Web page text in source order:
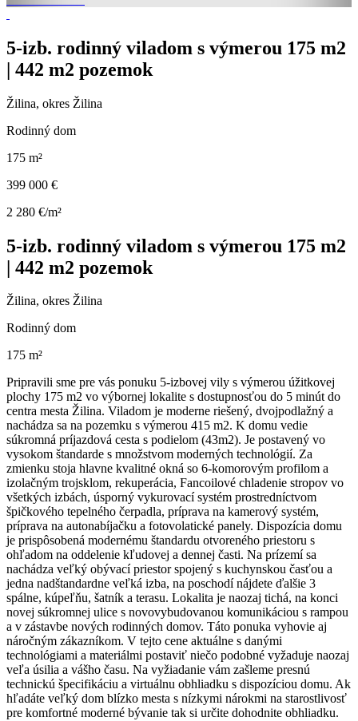
5-izb. rodinný viladom s výmerou 175 m2
| 442 m2 pozemok
Žilina, okres Žilina
Rodinný dom
175 m²
399 000 €
2 280 €/m²
5-izb. rodinný viladom s výmerou 175 m2
| 442 m2 pozemok
Žilina, okres Žilina
Rodinný dom
175 m²
Pripravili sme pre vás ponuku 5-izbovej vily s výmerou úžitkovej
plochy 175 m2 vo výbornej lokalite s dostupnosťou do 5 minút do
centra mesta Žilina. Viladom je moderne riešený, dvojpodlažný a
nachádza sa na pozemku s výmerou 415 m2. K domu vedie
súkromná príjazdová cesta s podielom (43m2). Je postavený vo
vysokom štandarde s množstvom moderných technológií. Za
zmienku stoja hlavne kvalitné okná so 6-komorovým profilom a
izolačným trojsklom, rekuperácia, Fancoilové chladenie stropov vo
všetkých izbách, úsporný vykurovací systém prostredníctvom
špičkového tepelného čerpadla, príprava na kamerový systém,
príprava na autonabíjačku a fotovolatické panely. Dispozícia domu
je prispôsobená modernému štandardu otvoreného priestoru s
ohľadom na oddelenie kľudovej a dennej časti. Na prízemí sa
nachádza veľký obývací priestor spojený s kuchynskou časťou a
jedna nadštandardne veľká izba, na poschodí nájdete ďalšie 3
spálne, kúpeľňu, šatník a terasu. Lokalita je naozaj tichá, na konci
novej súkromnej ulice s novovybudovanou komunikáciou s rampou
a v zástavbe nových rodinných domov. Táto ponuka vyhovie aj
náročným zákazníkom. V tejto cene aktuálne s danými
technológiami a materiálmi postaviť niečo podobné vyžaduje naozaj
veľa úsilia a vášho času. Na vyžiadanie vám zašleme presnú
technickú špecifikáciu a virtuálnu obhliadku s dispozíciou domu. Ak
hľadáte veľký dom blízko mesta s nízkymi nárokmi na starostlivosť
pre komfortné moderné bývanie tak si určite dohodnite obhliadku.